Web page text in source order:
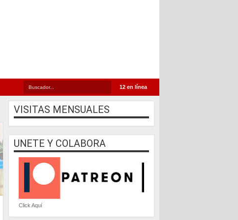
12 en línea
VISITAS MENSUALES
UNETE Y COLABORA
Click Aquí